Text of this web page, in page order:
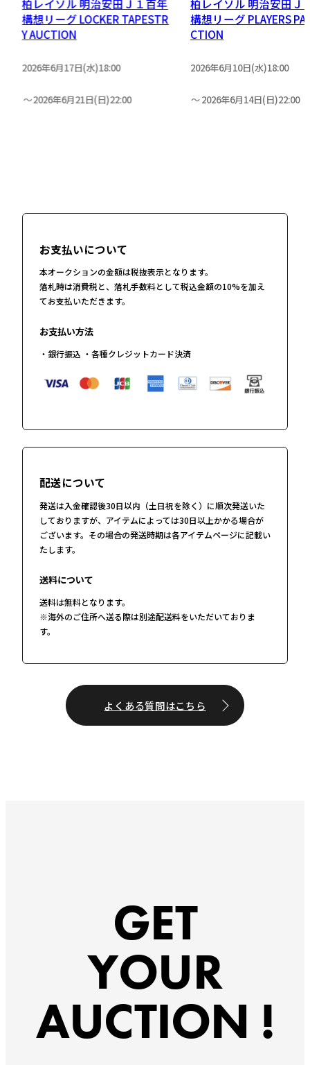
柏レイソル 明治安田Ｊ１百年
構想リーグ LOCKER TAPESTR
Y AUCTION
2026年6月17日(水)18:00
2026年6月21日(日)22:00
柏レイソル 明治安田Ｊ
構想リーグ PLAYERS
CTION
2026年6月10日(水)18:00
2026年6月14日(日)22:00
お支払いについて
本オークションの金額は税抜表示となります。
落札時は消費税と、落札手数料として税込金額の10%を加え
てお支払いただきます。
お支払い方法
・銀行振込 ・各種クレジットカード決済
配送について
発送は入金確認後30日以内（土日祝を除く）に順次発送いた
しておりますが、アイテムによっては30日以上かかる場合が
ございます。その場合の発送時期は各アイテムページに記載い
たします。
送料について
送料は無料となります。
※海外のご住所へ送る際は別途配送料をいただいておりま
す。
よくある質問はこちら
GET
YOUR
AUCTION !